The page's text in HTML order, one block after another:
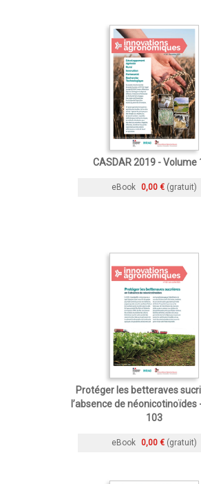
CASDAR 2019 - Volume
eBook 0,00 € (gratuit)
Protéger les betteraves
l’absence de néonicotinoïdes
103
eBook 0,00 € (gratuit)